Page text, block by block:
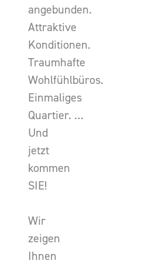
angebunden.
Attraktive
Konditionen.
Traumhafte
Wohlfühlbüros.
Einmaliges
Quartier. …
Und
jetzt
kommen
SIE!
Wir
zeigen
Ihnen